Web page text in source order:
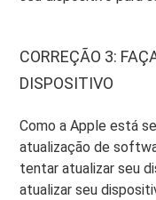
CORREÇÃO 3:
DISPOSITIVO
Como a Apple está
atualização de
tentar atualizar seu
atualizar seu